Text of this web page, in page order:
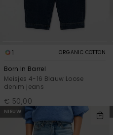
1 ORGANIC COTTON
Born In Barrel
Meisjes 4-16 Blauw Loose
denim jeans
€ 50,00
NIEUW